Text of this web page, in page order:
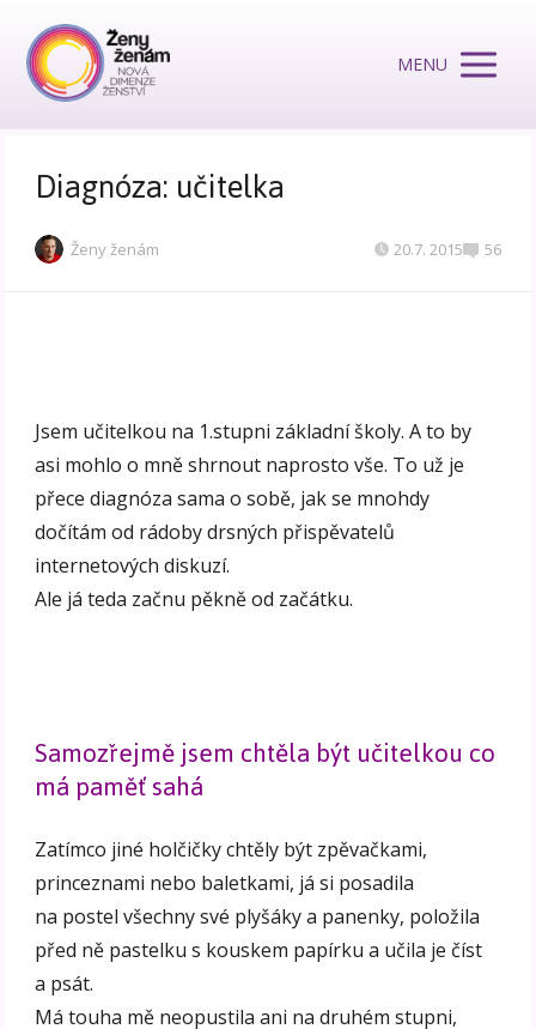
MENU
Diagnóza: učitelka
Ženy ženám 20.7. 2015 56
Jsem učitelkou na 1.stupni základní školy. A to by
asi mohlo o mně shrnout naprosto vše. To už je
přece diagnóza sama o sobě, jak se mnohdy
dočítám od rádoby drsných přispěvatelů
internetových diskuzí.
Ale já teda začnu pěkně od začátku.
Samozřejmě jsem chtěla být učitelkou co
má paměť sahá
Zatímco jiné holčičky chtěly být zpěvačkami,
princeznami nebo baletkami, já si posadila
na postel všechny své plyšáky a panenky, položila
před ně pastelku s kouskem papírku a učila je číst
a psát.
Má touha mě neopustila ani na druhém stupni,